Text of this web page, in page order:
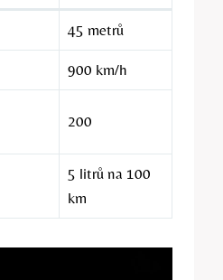
45 metrů
900 km/h
200
5 litrů na 100
km